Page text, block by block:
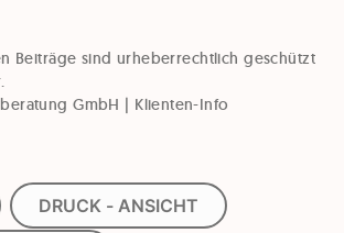
Beiträge sind urheberrechtlich geschützt
GmbH | Klienten-Info
DRUCK - ANSICHT